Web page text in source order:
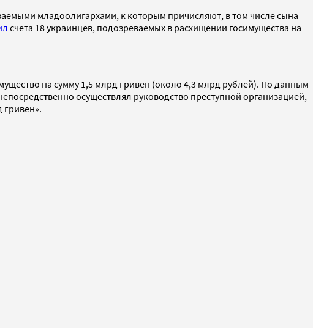
младоолигархами, к которым причисляют, в том числе сына
счета 18 украинцев, подозреваемых в расхищении госимущества на
на сумму 1,5 млрд гривен (около 4,3 млрд рублей). По данным
осуществлял руководство преступной организацией,
гривен».